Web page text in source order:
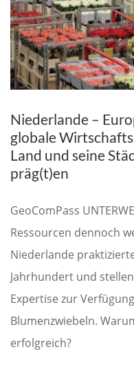
Niederlande –
globale
Land und seine
präg(t)en
GeoComPass
Ressourcen dennoch
Niederlande
Jahrhundert und
Expertise zur
Blumenzwiebeln.
erfolgreich?